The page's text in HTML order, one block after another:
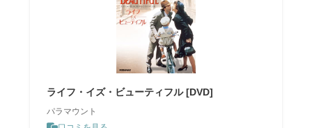
ライフ・イズ・ビューティフル [DVD]
パラマウント